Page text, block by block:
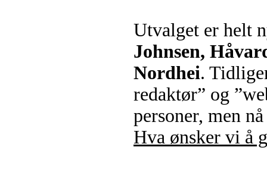
Utvalget er helt
Johnsen,
Nordhei.
redaktør” og
personer, men
Hva ønsker vi å